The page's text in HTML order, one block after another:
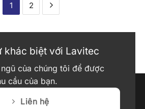
1 2
khác biệt với Lavitec
của chúng tôi để được
cầu của bạn.
Liên hệ